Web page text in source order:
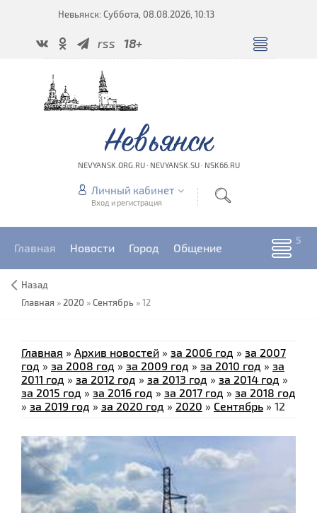
Невьянск: Суббота, 08.08.2026, 10:13
rss 18+
Невьянск
NEVYANSK.ORG.RU · NEVYANSK.SU · NSK66.RU
Личный кабинет
Вход и регистрация
Главная Новости Город Общение
Назад
Главная » 2020 »Сентябрь »12
Главная » Архив новостей » за 2006 год » за 2007
год » за 2008 год » за 2009 год » за 2010 год » за
2011 год » за 2012 год » за 2013 год » за 2014 год »
за 2015 год » за 2016 год » за 2017 год » за 2018 год
» за 2019 год » за 2020 год » 2020 » Сентябрь » 12